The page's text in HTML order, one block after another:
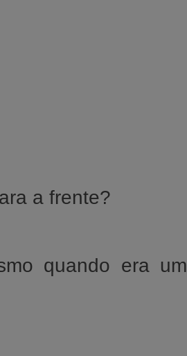
a frente?
quando era um